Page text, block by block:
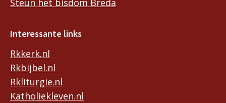
Steun het bisdom Breda
Interessante links
Rkkerk.nl
Rkbijbel.nl
Rkliturgie.nl
Katholiekleven.nl